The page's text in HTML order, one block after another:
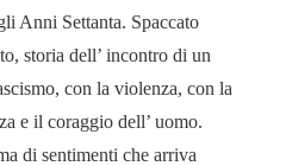
Anni Settanta. Spaccato
storia dell’ incontro di un
con la violenza, con la
e il coraggio dell’ uomo.
di sentimenti che arriva